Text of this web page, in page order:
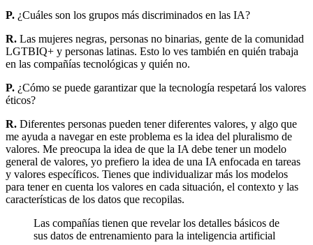
P. ¿Cuáles son los grupos más discriminados en las IA?
R. Las mujeres negras, personas no binarias, gente de la comunidad
LGTBIQ+ y personas latinas. Esto lo ves también en quién trabaja
en las compañías tecnológicas y quién no.
P. ¿Cómo se puede garantizar que la tecnología respetará los valores
éticos?
R. Diferentes personas pueden tener diferentes valores, y algo que
me ayuda a navegar en este problema es la idea del pluralismo de
valores. Me preocupa la idea de que la IA debe tener un modelo
general de valores, yo prefiero la idea de una IA enfocada en tareas
y valores específicos. Tienes que individualizar más los modelos
para tener en cuenta los valores en cada situación, el contexto y las
características de los datos que recopilas.
Las compañías tienen que revelar los detalles básicos de
sus datos de entrenamiento para la inteligencia artificial